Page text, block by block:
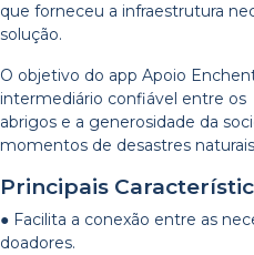
que forneceu a infraestrutura
solução.
O objetivo do app Apoio
intermediário confiável entre os
abrigos e a generosidade da
momentos de desastres
Principais
● Facilita a conexão entre as
doadores.